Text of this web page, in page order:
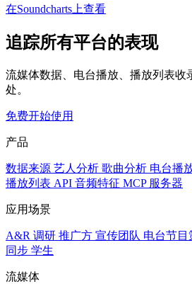
在Soundcharts上查看
追踪所有平台的表现
流媒体数据、电台播放、播放列表收
处。
免费开始使用
产品
数据来源 艺人分析 歌曲分析 电台播
播放列表 API 音频特征 MCP 服务器
应用场景
A&R 调研 推广方 宣传团队 电台节目
同步 学生
流媒体